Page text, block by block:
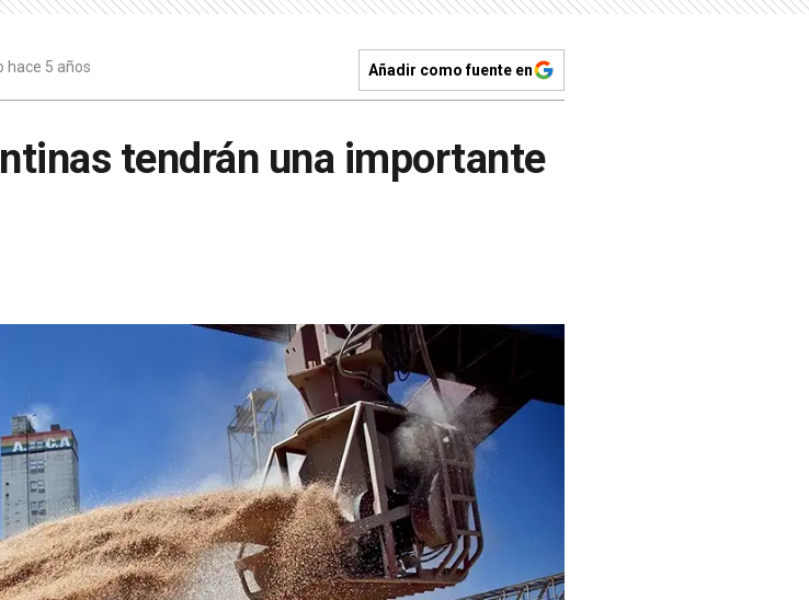
hace 5 años Añadir como fuente en
tendrán una importante